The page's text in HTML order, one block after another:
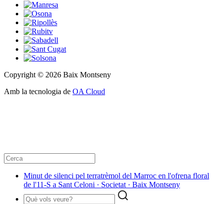
Copyright © 2026 Baix Montseny
Amb la tecnologia de OA Cloud
Minut de silenci pel terratrèmol del Marroc en l'ofrena floral
de l'11-S a Sant Celoni · Societat · Baix Montseny